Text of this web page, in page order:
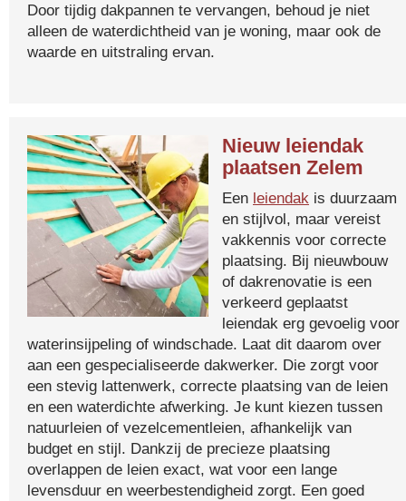
Door tijdig dakpannen te vervangen, behoud je niet
alleen de waterdichtheid van je woning, maar ook de
waarde en uitstraling ervan.
Nieuw leiendak
plaatsen Zelem
Een leiendak is duurzaam
en stijlvol, maar vereist
vakkennis voor correcte
plaatsing. Bij nieuwbouw
of dakrenovatie is een
verkeerd geplaatst
leiendak erg gevoelig voor
waterinsijpeling of windschade. Laat dit daarom over
aan een gespecialiseerde dakwerker. Die zorgt voor
een stevig lattenwerk, correcte plaatsing van de leien
en een waterdichte afwerking. Je kunt kiezen tussen
natuurleien of vezelcementleien, afhankelijk van
budget en stijl. Dankzij de precieze plaatsing
overlappen de leien exact, wat voor een lange
levensduur en weerbestendigheid zorgt. Een goed